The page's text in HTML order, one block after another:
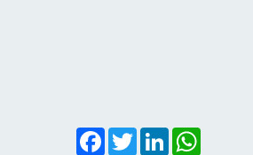
FacebookTwitterLinkedIn